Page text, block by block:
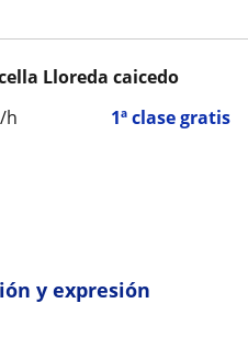
/h 1ª clase gratis
Lloreda caicedo
y expresión